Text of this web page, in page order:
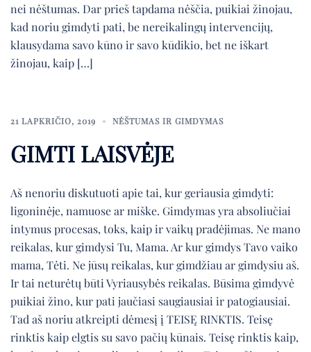
nei nėštumas. Dar prieš tapdama nėščia, puikiai žinojau,
kad noriu gimdyti pati, be nereikalingų intervencijų,
klausydama savo kūno ir savo kūdikio, bet ne iškart
žinojau, kaip […]
21 LAPKRIČIO, 2019 NĖŠTUMAS IR GIMDYMAS
GIMTI LAISVĖJE
Aš nenoriu diskutuoti apie tai, kur geriausia gimdyti:
ligoninėje, namuose ar miške. Gimdymas yra absoliučiai
intymus procesas, toks, kaip ir vaikų pradėjimas. Ne mano
reikalas, kur gimdysi Tu, Mama. Ar kur gimdys Tavo vaiko
mama, Tėti. Ne jūsų reikalas, kur gimdžiau ar gimdysiu aš.
Ir tai neturėtų būti Vyriausybės reikalas. Būsima gimdyvė
puikiai žino, kur pati jaučiasi saugiausiai ir patogiausiai.
Tad aš noriu atkreipti dėmesį į TEISĘ RINKTIS. Teisę
rinktis kaip elgtis su savo pačių kūnais. Teisę rinktis kaip,